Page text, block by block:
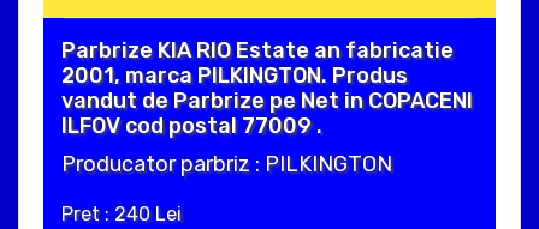
Parbrize KIA RIO Estate an fabricatie
2001, marca PILKINGTON. Produs
vandut de Parbrize pe Net in COPACENI
ILFOV cod postal 77009 .
Producator parbriz : PILKINGTON
Pret : 240 Lei